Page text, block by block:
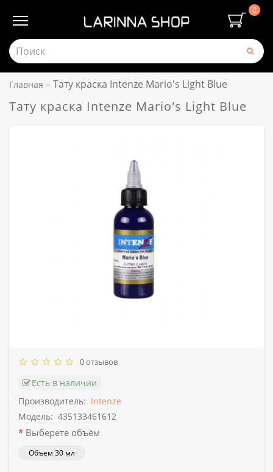
0
Главная Тату краска Intenze Mario's Light Blue
Тату краска Intenze Mario's Light Blue
0 отзывов
Есть в наличии
Производитель: Intenze
Модель: 435133461612
Выберете объём
Объем 30 мл